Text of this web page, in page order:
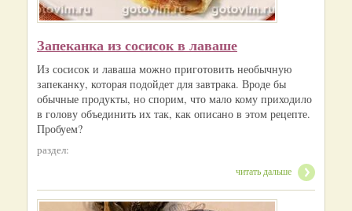
Запеканка из сосисок в лаваше
Из сосисок и лаваша можно приготовить необычную
запеканку, которая подойдет для завтрака. Вроде бы
обычные продукты, но спорим, что мало кому приходило
в голову объединить их так, как описано в этом рецепте.
Пробуем?
раздел:
читать дальше